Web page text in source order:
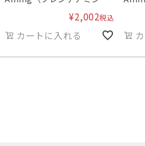
グ）レースブラウス
¥2,002税込
カートに入れる
グ